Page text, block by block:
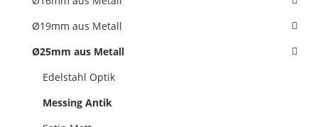
Ø19mm aus Metall
Ø25mm aus Metall
Edelstahl Optik
Messing Antik